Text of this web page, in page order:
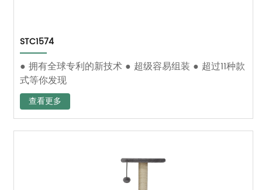
STC1574
● 拥有全球专利的新技术 ● 超级容易组装 ● 超过11种款
式等你发现
查看更多